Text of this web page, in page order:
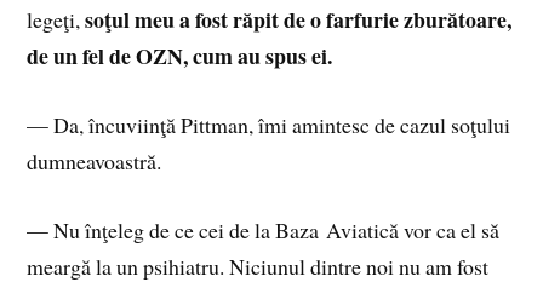
le­geţi,so­ţul meu a fost ră­pit de o far­fu­rie zbu­ră­toa­re,
de un fel de OZN, cum au spus ei.
— Da, în­cu­vi­in­ţă Pit­tman, îmi amin­tesc de ca­zul so­ţu­lui
dum­nea­voas­tră.
— Nu în­ţe­leg de ce cei de la Baza Aviatică vor ca el să
mear­gă la un psi­hia­tru. Niciunul dintre noi nu am fost